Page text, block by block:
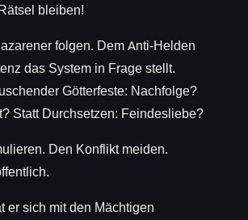
bleiben!
folgen. Dem Anti-Helden
das System in Frage stellt.
Götterfeste: Nachfolge?
Statt Durchsetzen: Feindesliebe?
Den Konflikt meiden.
er sich mit den Mächtigen